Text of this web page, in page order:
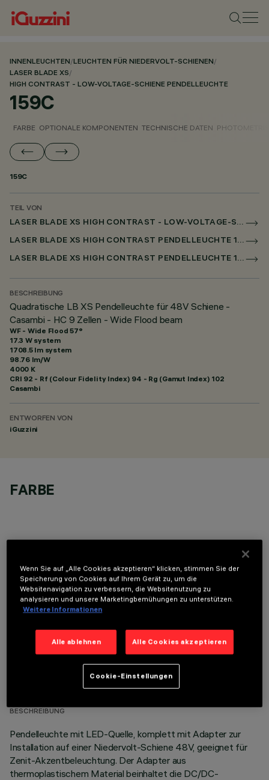
INNENLEUCHTEN/LEUCHTEN FÜR NIEDERVOLT-SCHIENEN/
LASER BLADE XS/
HIGH CONTRAST - LOW-VOLTAGE-SCHIENE PENDELLEUCHTE
159C
FARBE OPTIONALE KOMPONENTEN TECHNISCHE DATEN
159C
TEIL VON
LASER BLADE XS HIGH CONTRAST - LOW-VOLTAGE-SCHIENE PENDELLEUCHTE
LASER BLADE XS HIGH CONTRAST PENDELLEUCHTE 1X/4X /9X FÜR NIEDERSPANNUNGSSCHIENE CASAMBI
LASER BLADE XS HIGH CONTRAST PENDELLEUCHTE 1X / 4X / 9X FÜR SUPERRAIL CASAMBI
BESCHREIBUNG
Quadratische LB XS Pendelleuchte für 48V Schiene -
Casambi - HC 9 Zellen - Wide Flood beam
WF - Wide Flood 57°
17.3 W system
1708.5 lm system
98.76 lm/W
4000 K
CRI 92 - Rf (Colour Fidelity Index) 94 - Rg (Gamut Index) 102
Casambi
ENTWORFEN VON
iGuzzini
FARBE
OPTIONALE KOMPONENTEN
TECHNISCHE DATEN
LETZTES UPDATE: 03.08.2026
BESCHREIBUNG
Pendelleuchte mit LED-Quelle, komplett mit Adapter zur
Installation auf einer Niedervolt-Schiene 48V, geeignet für
Zenit-Akzentbeleuchtung. Der Adapter aus
thermoplastischem Material beinhaltet die DC/DC-
Wenn Sie auf „Alle Cookies akzeptieren“ klicken, stimmen Sie der
Speicherung von Cookies auf Ihrem Gerät zu, um die
Websitenavigation zu verbessern, die Websitenutzung zu
analysieren und unsere Marketingbemühungen zu unterstützen.
Weitere Informationen
Alle ablehnen Alle Cookies akzeptieren
Cookie-Einstellungen